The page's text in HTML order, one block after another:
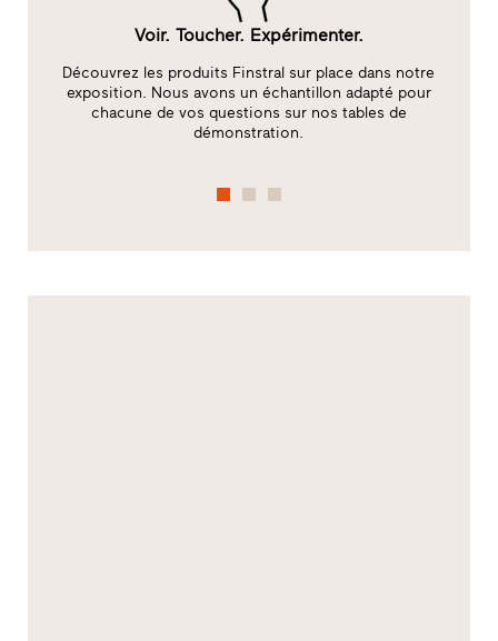
Voir. Toucher. Expérimenter.
Découvrez les produits Finstral sur place dans notre
exposition. Nous avons un échantillon adapté pour
chacune de vos questions sur nos tables de
démonstration.